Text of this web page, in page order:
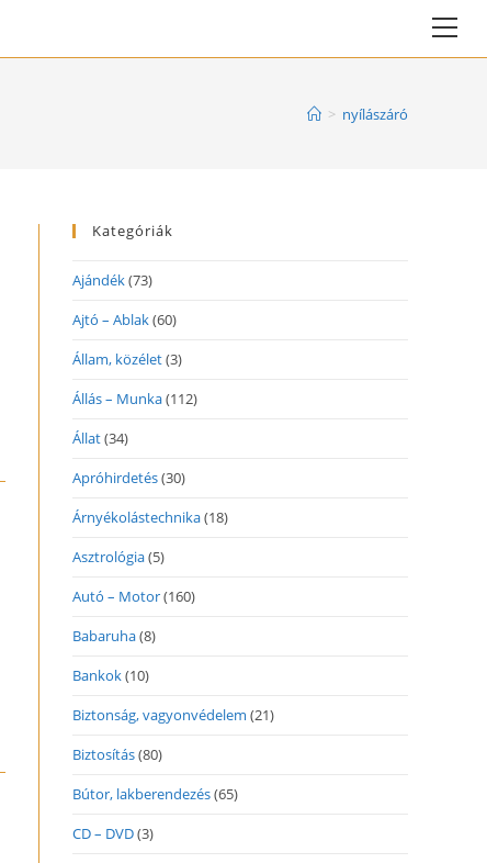
> nyílászáró
Kategóriák
Ajándék(73)
Ajtó – Ablak(60)
Állam, közélet(3)
Állás – Munka(112)
Állat(34)
Apróhirdetés(30)
Árnyékolástechnika(18)
Asztrológia(5)
Autó – Motor(160)
Babaruha(8)
Bankok(10)
Biztonság, vagyonvédelem (21)
Biztosítás(80)
Bútor, lakberendezés(65)
CD – DVD(3)